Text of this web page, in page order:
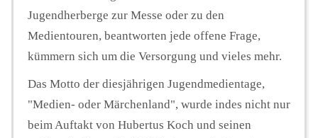
Jugendherberge zur Messe oder zu den
Medientouren, beantworten jede offene Frage,
kümmern sich um die Versorgung und vieles mehr.
Das Motto der diesjährigen Jugendmedientage,
"Medien- oder Märchenland", wurde indes nicht nur
beim Auftakt von Hubertus Koch und seinen